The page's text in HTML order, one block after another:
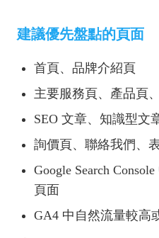
建議優先盤點的頁面
首頁、品牌介紹頁
主要服務頁、產品頁
SEO 文章、知識型文
詢價頁、聯絡我們、
Google Search
頁面
GA4 中自然流量較高